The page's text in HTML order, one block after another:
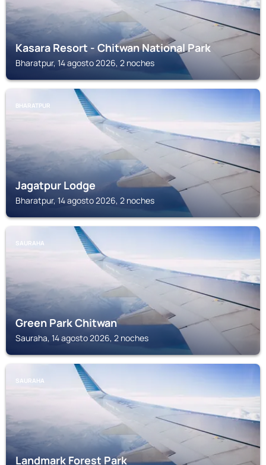
Kasara Resort - Chitwan National Park
Bharatpur, 14 agosto 2026, 2 noches
BHARATPUR
Jagatpur Lodge
Bharatpur, 14 agosto 2026, 2 noches
SAURAHA
Green Park Chitwan
Sauraha, 14 agosto 2026, 2 noches
SAURAHA
Landmark Forest Park